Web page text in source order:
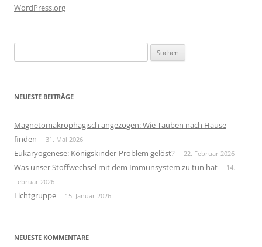
WordPress.org
nach:
NEUESTE BEITRÄGE
Magnetomakrophagisch angezogen: Wie Tauben nach Hause
finden
31. Mai 2026
Eukaryogenese: Königskinder-Problem gelöst? 22. Februar 2026
Was unser Stoffwechsel mit dem Immunsystem zu tun hat
14.
Februar 2026
Lichtgruppe 15. Januar 2026
NEUESTE KOMMENTARE